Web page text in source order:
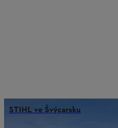
STIHL ve Švýcarsku